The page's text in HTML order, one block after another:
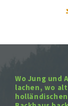
Wo Jung und
lachen, wo